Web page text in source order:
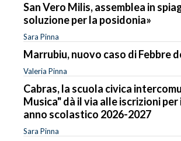
San Vero Milis, assemblea in
soluzione per la posidonia»
Sara Pinna
Marrubiu, nuovo caso di Febbre
Valeria Pinna
Cabras, la scuola civica
Musica" dà il via alle iscrizioni per
anno scolastico 2026-2027
Sara Pinna